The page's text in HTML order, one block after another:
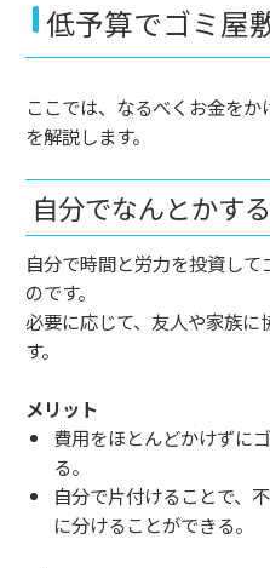
低予算でゴミ屋
ここでは、なるべくお金を
を解説します。
自分でなんとかする
自分で時間と労力を投資し
のです。
必要に応じて、友人や家族
す。
メリット
費用をほとんどかけずに
る。
自分で片付けることで、
に分けることができる。